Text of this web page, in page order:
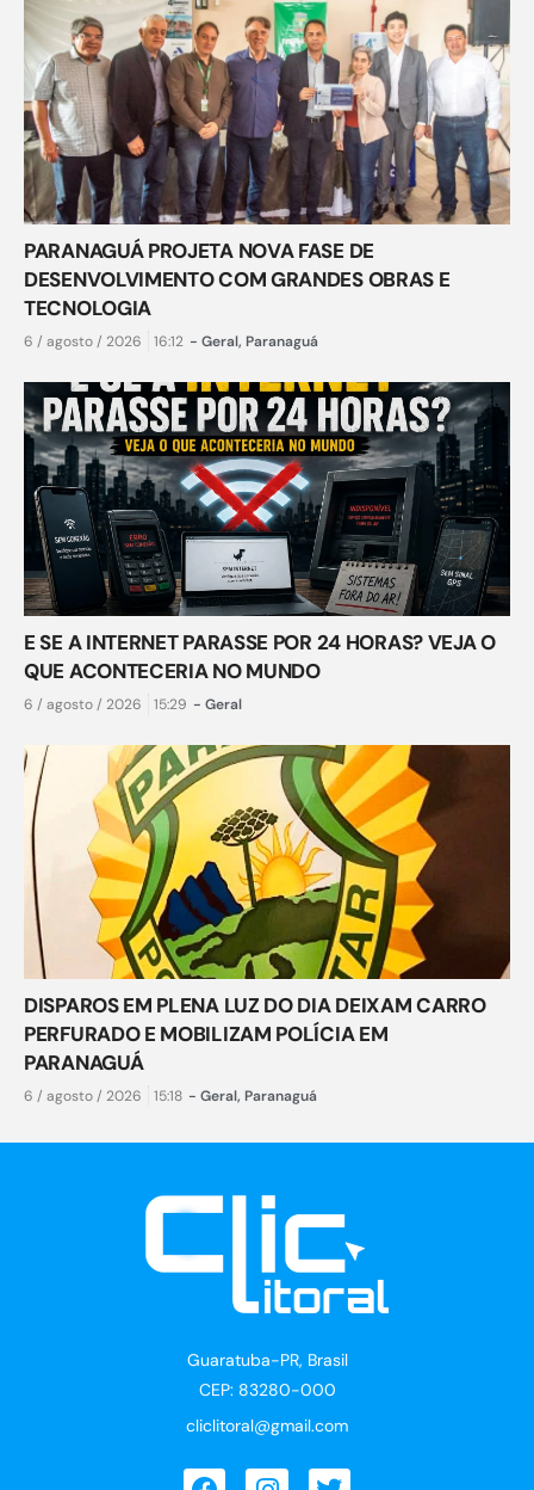
PARANAGUÁ PROJETA NOVA FASE DE
DESENVOLVIMENTO COM GRANDES OBRAS E
TECNOLOGIA
6 / agosto / 2026 16:12 - Geral, Paranaguá
E SE A INTERNET PARASSE POR 24 HORAS? VEJA O
QUE ACONTECERIA NO MUNDO
6 / agosto / 2026 15:29 - Geral
DISPAROS EM PLENA LUZ DO DIA DEIXAM CARRO
PERFURADO E MOBILIZAM POLÍCIA EM
PARANAGUÁ
6 / agosto / 2026 15:18 - Geral, Paranaguá
Guaratuba-PR, Brasil
CEP: 83280-000
cliclitoral@gmail.com